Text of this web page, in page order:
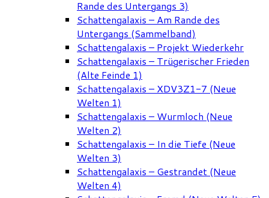
Rande des Untergangs 3)
Schattengalaxis – Am Rande des
Untergangs (Sammelband)
Schattengalaxis – Projekt Wiederkehr
Schattengalaxis – Trügerischer Frieden
(Alte Feinde 1)
Schattengalaxis – XDV3Z1-7 (Neue
Welten 1)
Schattengalaxis – Wurmloch (Neue
Welten 2)
Schattengalaxis – In die Tiefe (Neue
Welten 3)
Schattengalaxis – Gestrandet (Neue
Welten 4)